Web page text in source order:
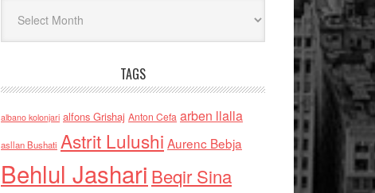
TAGS
albano kolonjari alfons Grishaj Anton Cefa arben llalla
asllan Bushati Astrit Lulushi Aurenc Bebja
Behlul Jashari Beqir Sina